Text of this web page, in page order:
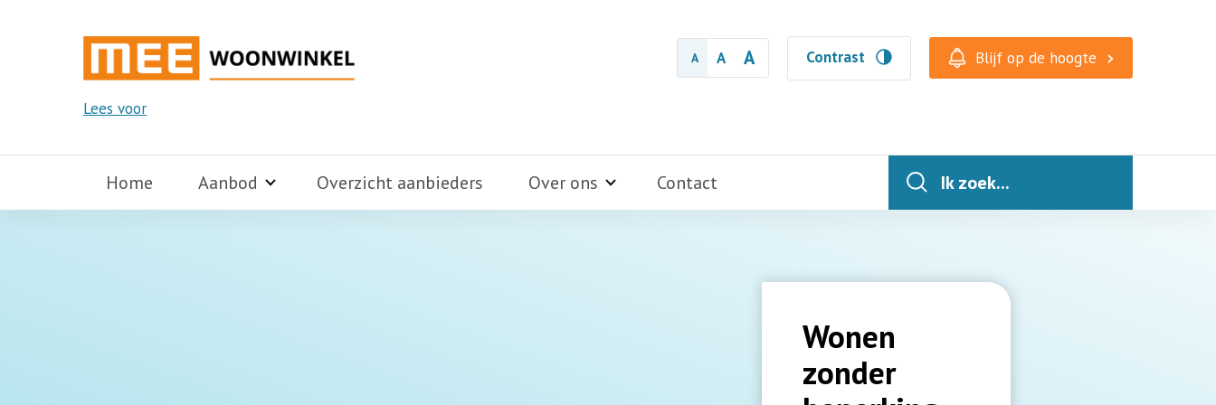
A A A Contrast Blijf op de hoogte
Lees voor
Home Aanbod Overzicht aanbieders Over ons Contact Ik zoek...
Wonen
zonder